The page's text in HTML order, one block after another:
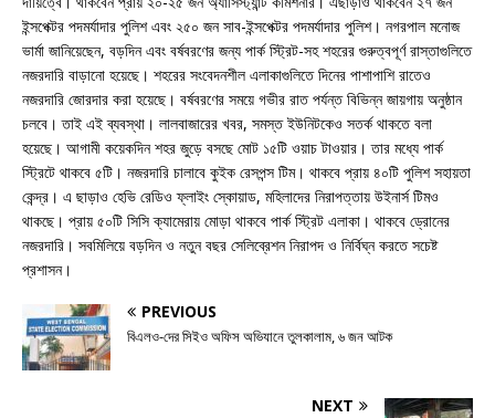
ইন্সপেক্টর পদমর্যাদার পুলিশ এবং ২৫০ জন সাব-ইন্সপেক্টর পদমর্যাদার পুলিশ। নগরপাল মনোজ
ভার্মা জানিয়েছেন, বড়দিন এবং বর্ষবরণের জন্য পার্ক স্ট্রিট-সহ শহরের গুরুত্বপূর্ণ রাস্তাগুলিতে
নজরদারি বাড়ানো হয়েছে। শহরের সংবেদনশীল এলাকাগুলিতে দিনের পাশাপাশি রাতেও
নজরদারি জোরদার করা হয়েছে। বর্ষবরণের সময়ে গভীর রাত পর্যন্ত বিভিন্ন জায়গায় অনুষ্ঠান
চলবে। তাই এই ব্যবস্থা। লালবাজারের খবর, সমস্ত ইউনিটকেও সতর্ক থাকতে বলা
হয়েছে। আগামী কয়েকদিন শহর জুড়ে বসছে মোট ১৫টি ওয়াচ টাওয়ার। তার মধ্যে পার্ক
স্ট্রিটে থাকবে ৫টি। নজরদারি চালাবে কুইক রেসপন্স টিম। থাকবে প্রায় ৪০টি পুলিশ সহায়তা
কেন্দ্র। এ ছাড়াও হেভি রেডিও ফ্লাইং স্কোয়াড, মহিলাদের নিরাপত্তায় উইনার্স টিমও
থাকছে। প্রায় ৫০টি সিসি ক্যামেরায় মোড়া থাকবে পার্ক স্ট্রিট এলাকা। থাকবে ড্রোনের
নজরদারি। সবমিলিয়ে বড়দিন ও নতুন বছর সেলিব্রেশন নিরাপদ ও নির্বিঘ্ন করতে সচেষ্ট
প্রশাসন।
PREVIOUS
বিএলও-দের সিইও অফিস অভিযানে তুলকালাম, ৬ জন আটক
NEXT